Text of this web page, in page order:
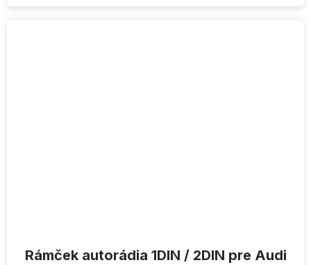
Rámček autorádia 1DIN / 2DIN pre Audi